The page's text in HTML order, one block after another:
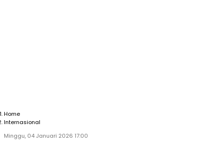
Home
Internasional
Minggu, 04 Januari 2026 17:00